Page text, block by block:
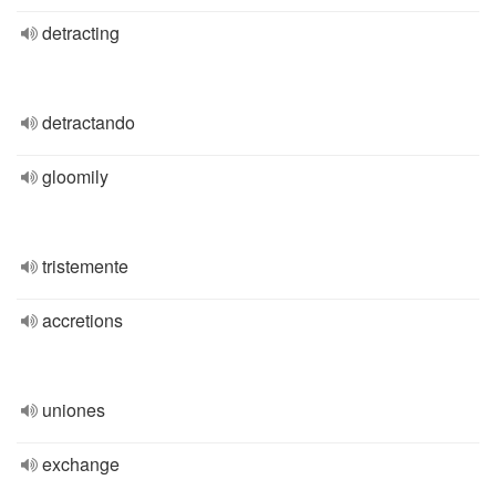
detracting
detractando
gloomily
tristemente
accretions
uniones
exchange